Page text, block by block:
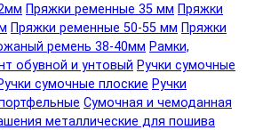
Пряжки ременные 35 мм Пряжки
Пряжки ременные 50-55 мм Пряжки
ремень 38-40мм Рамки,
обувной и унтовый Ручки сумочные
сумочные плоские Ручки
Сумочная и чемоданная
металлические для пошива